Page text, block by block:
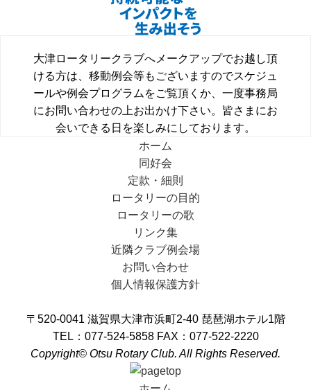
大津ロータリークラブへメークアップでお越し頂
ける方は、移動例会等もございますのでスケジュ
ールや例会プログラムをご覧頂くか、一度事務局
にお問い合わせの上お出かけ下さい。皆さまにお
会いできる日を楽しみにしております。
ホーム
同好会
定款・細則
ロータリーの目的
ロータリーの歌
リンク集
近隣クラブ例会場
お問い合わせ
個人情報保護方針
〒520-0041 滋賀県大津市浜町2-40 琵琶湖ホテル1階
TEL：077-524-5858 FAX：077-522-2220
Copyright© Otsu Rotary Club. All Rights Reserved.